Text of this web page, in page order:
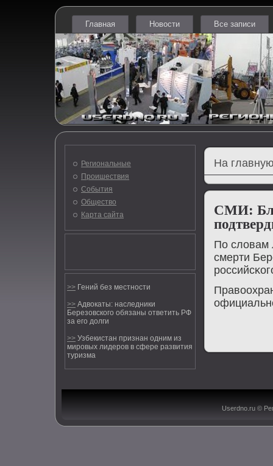
Главная Новости Все записи
Региональные
Проишествия
События
Общество
Карта сайта
>> Гений без местности
>> Адвокаты: наследники
Березовского обязаны ответить РФ
за его долги
>> Узбекистан признан одним из
мировых лидеров в сфере развития
туризма
На
СМИ:
По словам
смерти
Userdno.ru ©